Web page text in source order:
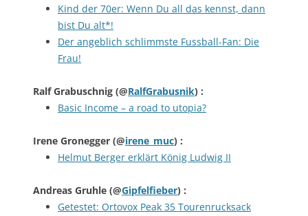
Kind der 70er: Wenn Du all das kennst, dann
bist Du alt*!
Der angeblich schlimmste Fussball-Fan: Die
Frau!
Ralf Grabuschnig (@RalfGrabusnik) :
Basic Income – a road to utopia?
Irene Gronegger (@irene_muc) :
Helmut Berger erklärt König Ludwig II
Andreas Gruhle (@Gipfelfieber) :
Getestet: Ortovox Peak 35 Tourenrucksack